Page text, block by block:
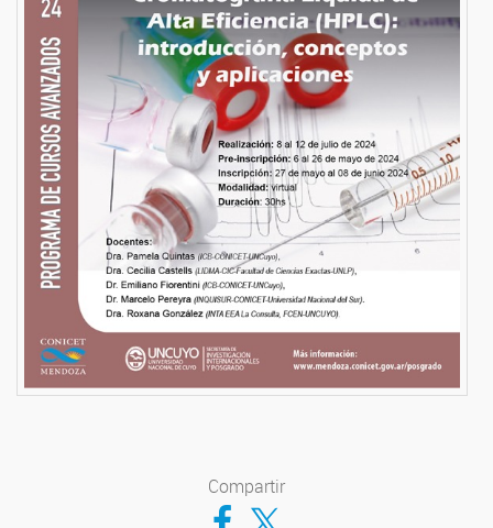
Compartir
Compartir en Facebook
Compartir en Twitter